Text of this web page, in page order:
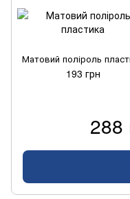
Матовий поліроль
193 грн
288